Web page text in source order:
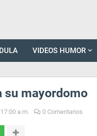
VIDEOS HUMOR
su mayordomo
a.m. 0 Comentarios